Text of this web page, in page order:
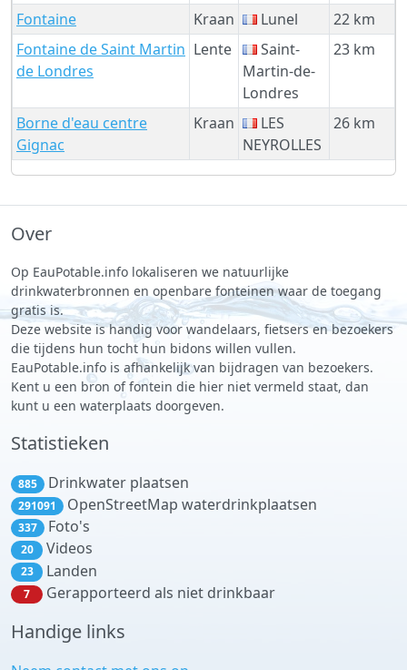
Fontaine Kraan Lunel
22 km
Fontaine de Saint Martin
de Londres
Lente
Saint-
Martin-de-
Londres
23 km
Borne d'eau centre
Gignac
Kraan
LES
NEYROLLES
26 km
Over
Op EauPotable.info lokaliseren we natuurlijke
drinkwaterbronnen en openbare fonteinen waar de toegang
gratis is.
Deze website is handig voor wandelaars, fietsers en bezoekers
die tijdens hun tocht hun bidons willen vullen.
EauPotable.info is afhankelijk van bijdragen van bezoekers.
Kent u een bron of fontein die hier niet vermeld staat, dan
kunt u een waterplaats doorgeven.
Statistieken
885 Drinkwater plaatsen
291091 OpenStreetMap waterdrinkplaatsen
337 Foto's
20 Videos
23 Landen
7 Gerapporteerd als niet drinkbaar
Handige links